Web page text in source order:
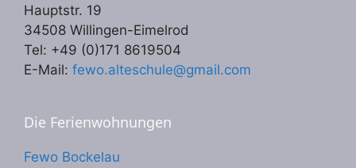
Hauptstr. 19
34508 Willingen-Eimelrod
Tel: +49 (0)171 8619504
E-Mail: fewo.alteschule@gmail.com
Die Ferienwohnungen
Fewo Bockelau